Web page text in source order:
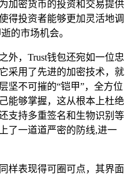
加密货币的投资和交易提供
得投资者能够更加灵活地调
的市场机会。
外，Trust钱包还宛如一位忠
采用了先进的加密技术，就
坚不可摧的“铠甲”，全方位
能够掌握，这从根本上杜绝
支持多重签名和生物识别等
了一道道严密的防线,进一
样表现得可圈可点，其界面